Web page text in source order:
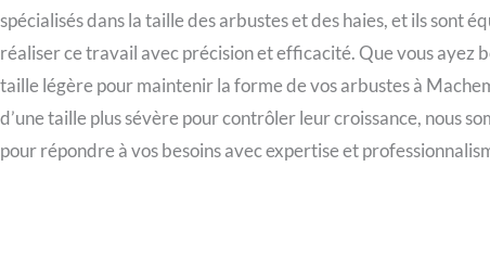
spécialisés dans la taille des arbustes et des haies, et ils sont
réaliser ce travail avec précision et efficacité. Que vous ayez
taille légère pour maintenir la forme de vos arbustes à
d’une taille plus sévère pour contrôler leur croissance, nous
pour répondre à vos besoins avec expertise et